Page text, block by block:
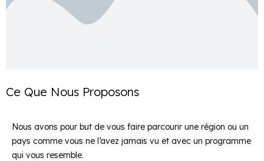
Ce Que Nous Proposons
Nous avons pour but de vous faire parcourir une région ou un
pays comme vous ne l’avez jamais vu et avec un programme
qui vous resemble.